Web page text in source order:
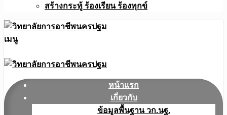
สร้างกระทู้ ร้องเรียน ร้องทุกข์
เมนู
หน้าแรก
เกี่ยวกับ
ข้อมูลพื้นฐาน วก.นฐ.